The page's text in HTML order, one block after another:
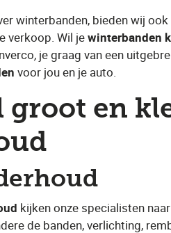
winterbanden, bieden wij
verkoop. Wil je winterbanden
, je graag van een
​ voor jou en je auto.
groot en
kijken onze specialisten
de banden, verlichting,